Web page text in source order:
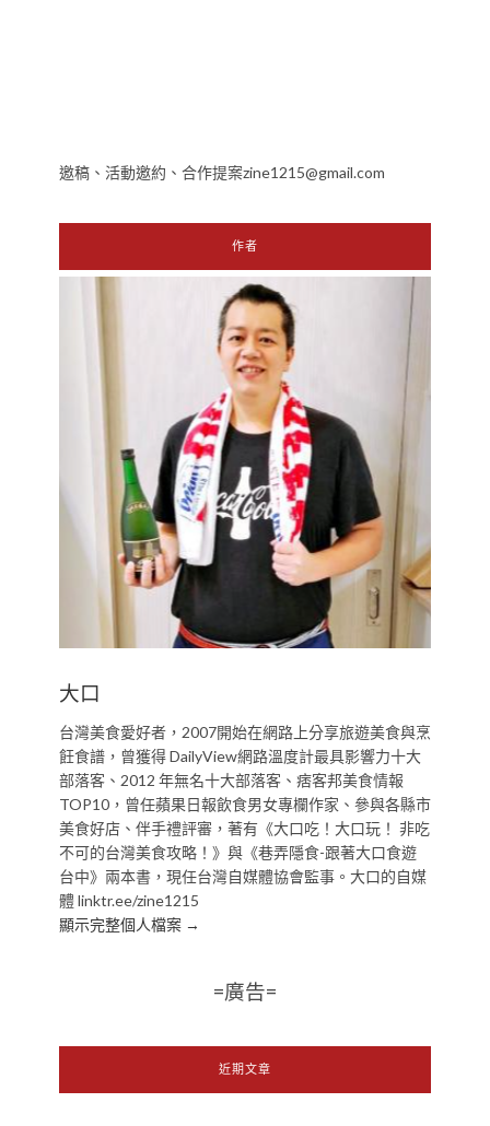
邀稿、活動邀約、合作提案zine1215@gmail.com
作者
大口
台灣美食愛好者，2007開始在網路上分享旅遊美食與烹
飪食譜，曾獲得 DailyView網路溫度計最具影響力十大
部落客、2012 年無名十大部落客、痞客邦美食情報
TOP10，曾任蘋果日報飲食男女專欄作家、參與各縣市
美食好店、伴手禮評審，著有《大口吃！大口玩！ 非吃
不可的台灣美食攻略！》與《巷弄隱食-跟著大口食遊
台中》兩本書，現任台灣自媒體協會監事。大口的自媒
體 linktr.ee/zine1215
顯示完整個人檔案 →
=廣告=
近期文章